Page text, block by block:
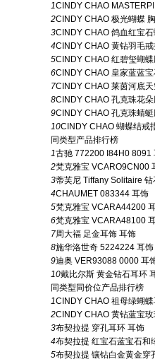
1CINDY CHAO
2CINDY CHAO 极光蝴蝶
3CINDY CHAO 鸽血红宝
4CINDY CHAO 黄钻羽毛
5CINDY CHAO 红碧玺蝴
6CINDY CHAO 皇家蓝蓝
7CINDY CHAO 莱茵河底
8CINDY CHAO 孔克珠花
9CINDY CHAO 孔克珠蜻
10CINDY CHAO 蝴蝶结戒
同类型产品排行榜
1古驰 772200 I84H0 8091
2梵克雅宝 VCARO9CN00
3蒂芙尼 Tiffany Solitaire 钻
4CHAUMET 083344 耳饰
5梵克雅宝 VCARA44200
6梵克雅宝 VCARA48100
7周大福 足金耳饰 耳饰
8施华洛世奇 5224224 耳饰
9迪奥 VER93088 0000 耳
10戴比尔斯 黄金钻石耳环
同类型同价位产品排行榜
1CINDY CHAO 祖母绿蝴
2CINDY CHAO 黄钻蓝宝
3布契拉提 穿孔耳环 耳饰
4布契拉提 红宝石蓝宝石和
5布契拉提 镶钻白金黄金穿